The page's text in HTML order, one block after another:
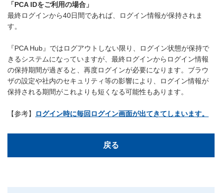
「PCA IDをご利用の場合」
最終ログインから40日間であれば、ログイン情報が保持されま
す。
『PCA Hub』ではログアウトしない限り、ログイン状態が保持で
きるシステムになっていますが、最終ログインからログイン情報
の保持期間が過ぎると、再度ログインが必要になります。ブラウ
ザの設定や社内のセキュリティ等の影響により、ログイン情報が
保持される期間がこれよりも短くなる可能性もあります。
【参考】 ログイン時に毎回ログイン画面が出てきてしまいます。
戻る